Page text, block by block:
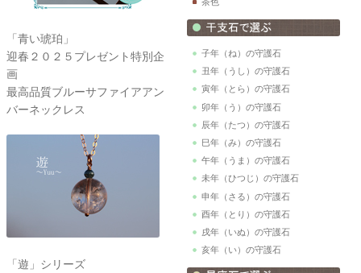
「青い琥珀」
迎春２０２５プレゼント特別企
画
最高品質ブルーサファイアアン
バーネックレス
「遊」シリーズ
子年（ね）の守護石
丑年（うし）の守護石
寅年（とら）の守護石
卯年（う）の守護石
辰年（たつ）の守護石
巳年（み）の守護石
午年（うま）の守護石
未年（ひつじ）の守護石
申年（さる）の守護石
酉年（とり）の守護石
戌年（いぬ）の守護石
亥年（い）の守護石